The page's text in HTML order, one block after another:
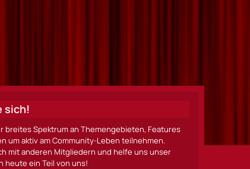
sich!
breites Spektrum an Themengebieten, Features
um aktiv am Community-Leben teilnehmen.
mit anderen Mitgliedern und helfe uns unser
heute ein Teil von uns!